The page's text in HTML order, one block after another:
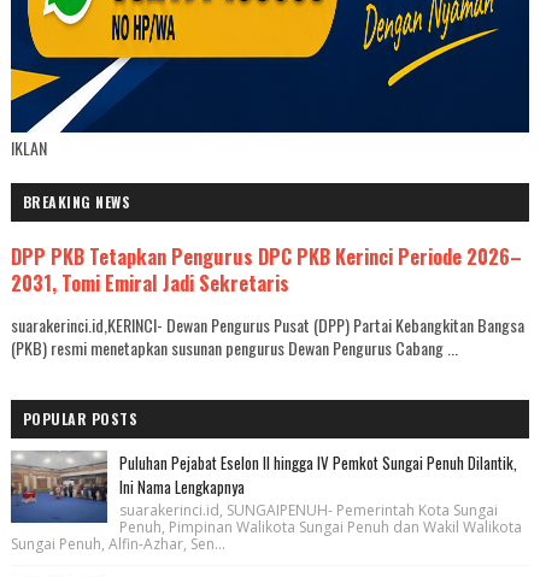
IKLAN
BREAKING NEWS
DPP PKB Tetapkan Pengurus DPC PKB Kerinci Periode 2026–
2031, Tomi Emiral Jadi Sekretaris
suarakerinci.id,KERINCI- Dewan Pengurus Pusat (DPP) Partai Kebangkitan Bangsa
(PKB) resmi menetapkan susunan pengurus Dewan Pengurus Cabang ...
POPULAR POSTS
Puluhan Pejabat Eselon II hingga IV Pemkot Sungai Penuh Dilantik,
Ini Nama Lengkapnya
suarakerinci.id, SUNGAIPENUH- Pemerintah Kota Sungai
Penuh, Pimpinan Walikota Sungai Penuh dan Wakil Walikota
Sungai Penuh, Alfin-Azhar, Sen...